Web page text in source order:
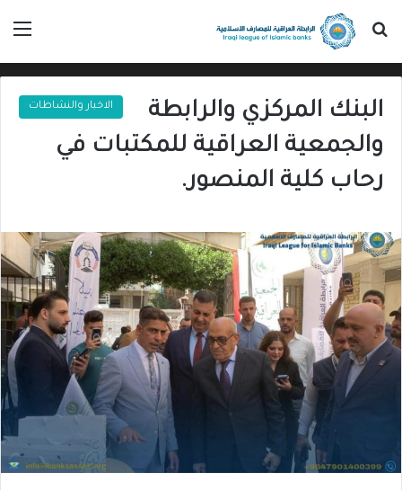
بحث عن
الاخبار والنشاطات
البنك المركزي والرابطة
والجمعية العراقية للمكتبات في
رحاب كلية المنصور.